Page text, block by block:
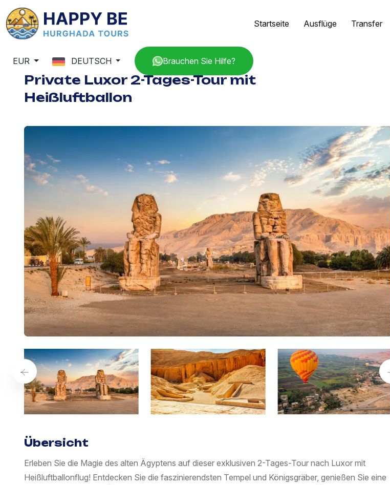
Startseite Ausflüge Transfer
EUR DEUTSCH Brauchen Sie Hilfe?
Private Luxor 2-Tages-Tour mit
Heißluftballon
Übersicht
Erleben Sie die Magie des alten Ägyptens auf dieser exklusiven 2-Tages-Tour nach Luxor mit
Heißluftballonflug! Entdecken Sie die faszinierendsten Tempel und Königsgräber, genießen Sie eine